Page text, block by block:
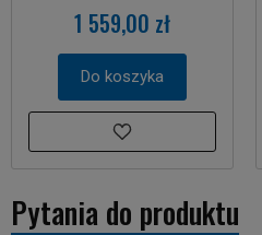
1 559,00 zł
Do koszyka
Pytania do produktu